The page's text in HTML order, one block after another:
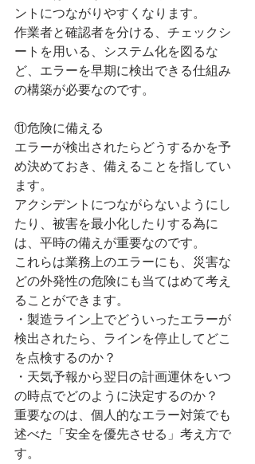
ントにつながりやすくなります。
作業者と確認者を分ける、チェックシ
ートを用いる、システム化を図るな
ど、エラーを早期に検出できる仕組み
の構築が必要なのです。
⑪危険に備える
エラーが検出されたらどうするかを予
め決めておき、備えることを指してい
ます。
アクシデントにつながらないようにし
たり、被害を最小化したりする為に
は、平時の備えが重要なのです。
これらは業務上のエラーにも、災害な
どの外発性の危険にも当てはめて考え
ることができます。
・製造ライン上でどういったエラーが
検出されたら、ラインを停止してどこ
を点検するのか？
・天気予報から翌日の計画運休をいつ
の時点でどのように決定するのか？
重要なのは、個人的なエラー対策でも
述べた「安全を優先させる」考え方で
す。